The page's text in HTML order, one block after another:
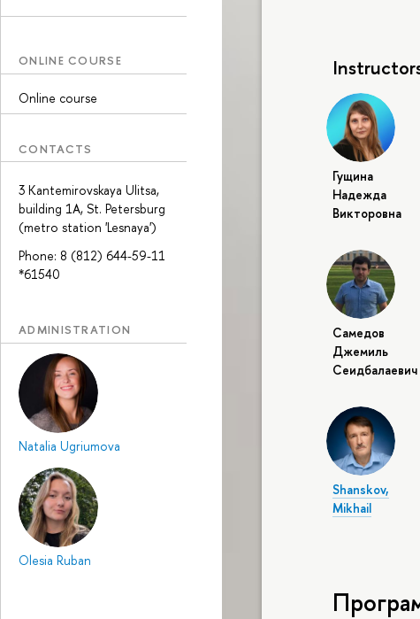
ONLINE COURSE
Online course
CONTACTS
3 Kantemirovskaya Ulitsa,
building 1A, St. Petersburg
(metro station 'Lesnaya')
Phone: 8 (812) 644-59-11
*61540
ADMINISTRATION
Natalia Ugriumova
Olesia Ruban
Гущина
Надежда
Викторовна
Самедов
Джемиль
Сеидбалаевич
Shanskov,
Mikhail